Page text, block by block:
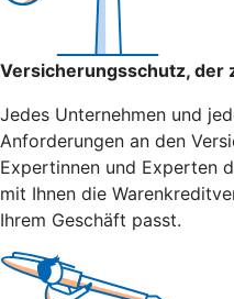
Versicherungsschutz, der
Jedes Unternehmen und
Anforderungen an den
Expertinnen und Experten
mit Ihnen die
Ihrem Geschäft passt.